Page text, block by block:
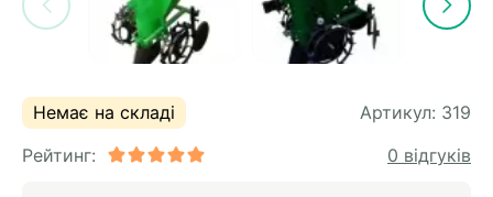
Немає на складі Артикул: 319
Рейтинг:
0 відгуків